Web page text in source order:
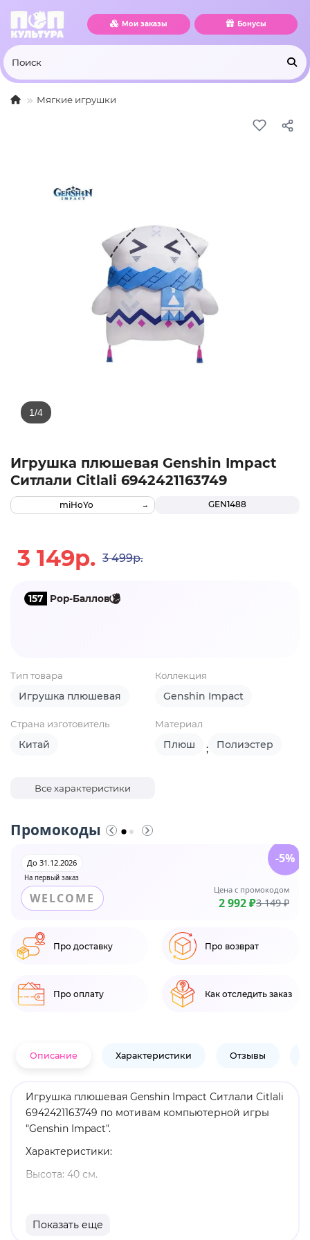
Мои заказы Бонусы
Мягкие игрушки
Игрушка плюшевая Genshin Impact
Ситлали Citlali 6942421163749
GEN1488
miHoYo
3 149р. 3 499р.
157 Pop-Баллов
Тип товара
Игрушка плюшевая
Коллекция
Genshin Impact
Страна изготовитель
Китай
Материал
Плюш ; Полиэстер
Все характеристики
Промокоды
На первый заказ
До 31.12.2026
WELCOME
Цена с промокодом
2 992 ₽3 149 ₽
-5%
Про доставку Про возврат
Про оплату Как отследить заказ
Описание Характеристики Отзывы
Игрушка плюшевая Genshin Impact Ситлали Citlali
6942421163749 по мотивам компьютерной игры
"Genshin Impact".
Характеристики:
Высота: 40 см.
Оригинальный и официально лицензированный
Показать еще